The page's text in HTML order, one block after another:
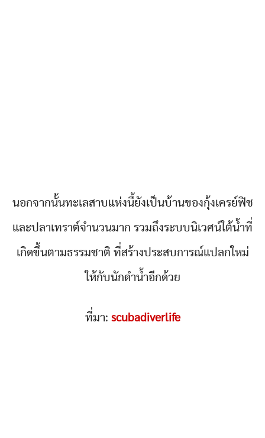
นอกจากนั้นทะเลสาบแห่งนี้ยังเป็นบ้านของกุ้งเครย์ฟิช
และปลาเทราต์จำนวนมาก รวมถึงระบบนิเวศน์ใต้น้ำที่
เกิดขึ้นตามธรรมชาติ ที่สร้างประสบการณ์แปลกใหม่
ให้กับนักดำน้ำอีกด้วย
ที่มา: scubadiverlife